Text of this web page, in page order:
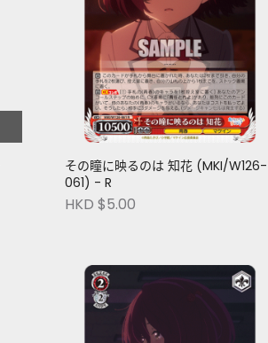
その瞳に映るのは 知花 (MKI/W126-
061) - R
HKD $5.00